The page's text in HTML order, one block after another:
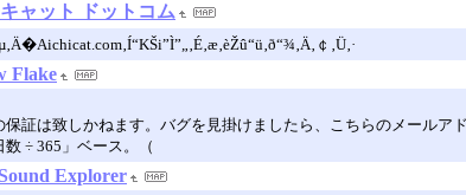
ャット ドットコム
￠‚Ü‚·
Flake
証は致しかねます。バグを見掛けましたら、こちらのメールア
÷ 365」ベース。（
Explorer